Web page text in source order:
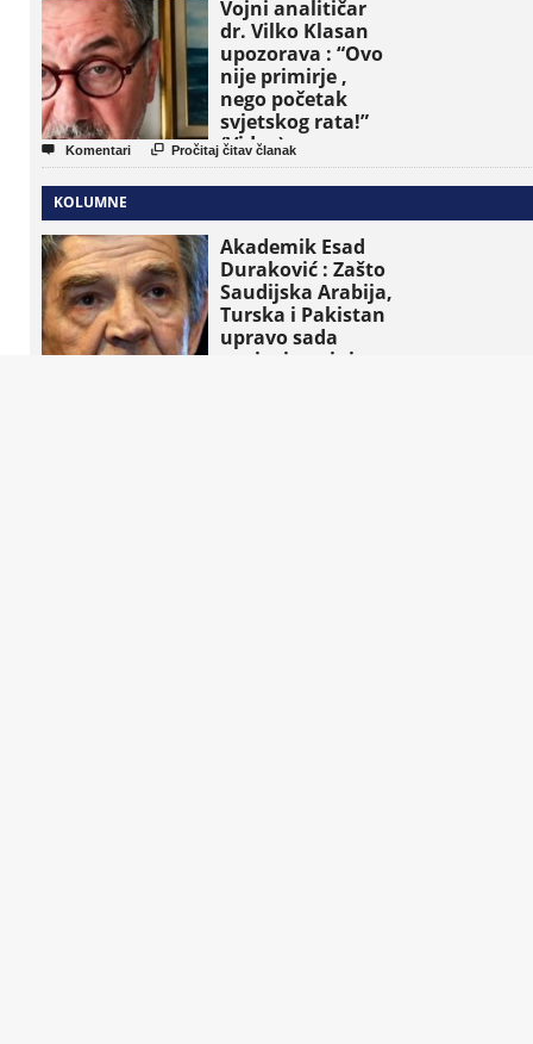
Vojni analitičar
dr. Vilko Klasan
upozorava : “Ovo
nije primirje ,
nego početak
svjetskog rata!”
(Video)
 Komentari  Pročitaj čitav članak
KOLUMNE
Akademik Esad
Duraković : Zašto
Saudijska Arabija,
Turska i Pakistan
upravo sada
osnivaju vojni